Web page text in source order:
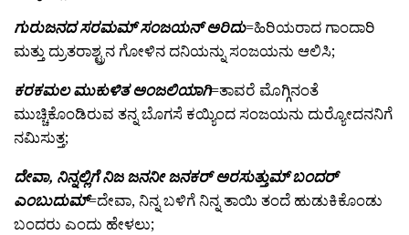
ಗುರುಜನದ ಸರಮಮ್ ಸಂಜಯನ್ ಅರಿದು=ಹಿರಿಯರಾದ ಗಾಂದಾರಿ
ಮತ್ತು ದ್ರುತರಾಶ್ಟ್ರನ ಗೋಳಿನ ದನಿಯನ್ನು ಸಂಜಯನು ಆಲಿಸಿ;
ಕರಕಮಲ ಮುಕುಳಿತ ಅಂಜಲಿಯಾಗಿ=ತಾವರೆ ಮೊಗ್ಗಿನಂತೆ
ಮುಚ್ಚಿಕೊಂಡಿರುವ ತನ್ನ ಬೊಗಸೆ ಕಯ್ಯಿಂದ ಸಂಜಯನು ದುರ್‍ಯೋದನನಿಗೆ
ನಮಿಸುತ್ತ;
ದೇವಾ, ನಿನ್ನಲ್ಲಿಗೆ ನಿಜ ಜನನೀ ಜನಕರ್ ಅರಸುತ್ತುಮ್ ಬಂದರ್
ಎಂಬುದುಮ್=ದೇವಾ, ನಿನ್ನ ಬಳಿಗೆ ನಿನ್ನ ತಾಯಿ ತಂದೆ ಹುಡುಕಿಕೊಂಡು
ಬಂದರು ಎಂದು ಹೇಳಲು;